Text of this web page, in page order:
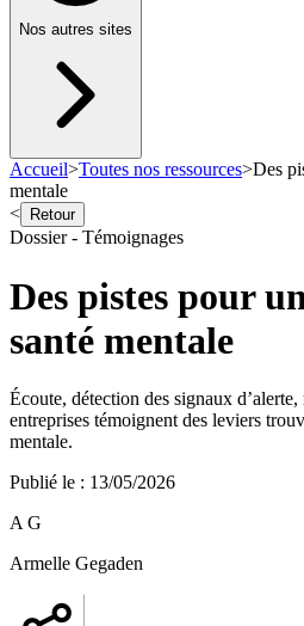
Nos autres sites
Accueil>Toutes nos ressources>Des
mentale
<
Retour
Dossier - Témoignages
Des pistes pour
santé mentale
Écoute, détection des signaux
entreprises témoignent des leviers
mentale.
Publié le : 13/05/2026
A G
Armelle Gegaden